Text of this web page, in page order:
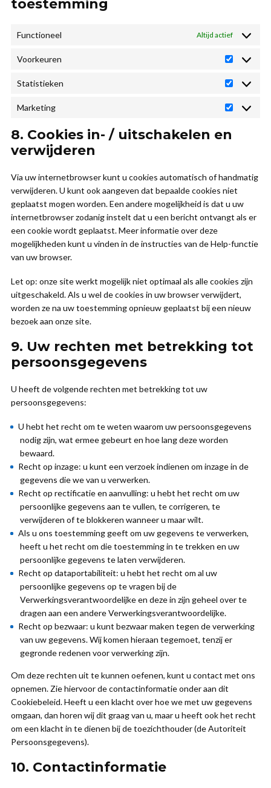
toestemming
Functioneel Altijd actief
Voorkeuren
Statistieken
Marketing
Marketing
8. Cookies in- / uitschakelen en
verwijderen
Via uw internetbrowser kunt u cookies automatisch of handmatig
verwijderen. U kunt ook aangeven dat bepaalde cookies niet
geplaatst mogen worden. Een andere mogelijkheid is dat u uw
internetbrowser zodanig instelt dat u een bericht ontvangt als er
een cookie wordt geplaatst. Meer informatie over deze
mogelijkheden kunt u vinden in de instructies van de Help-functie
van uw browser.
Let op: onze site werkt mogelijk niet optimaal als alle cookies zijn
uitgeschakeld. Als u wel de cookies in uw browser verwijdert,
worden ze na uw toestemming opnieuw geplaatst bij een nieuw
bezoek aan onze site.
9. Uw rechten met betrekking tot
persoonsgegevens
U heeft de volgende rechten met betrekking tot uw
persoonsgegevens:
U hebt het recht om te weten waarom uw persoonsgegevens
nodig zijn, wat ermee gebeurt en hoe lang deze worden
bewaard.
Recht op inzage: u kunt een verzoek indienen om inzage in de
gegevens die we van u verwerken.
Recht op rectificatie en aanvulling: u hebt het recht om uw
persoonlijke gegevens aan te vullen, te corrigeren, te
verwijderen of te blokkeren wanneer u maar wilt.
Als u ons toestemming geeft om uw gegevens te verwerken,
heeft u het recht om die toestemming in te trekken en uw
persoonlijke gegevens te laten verwijderen.
Recht op dataportabiliteit: u hebt het recht om al uw
persoonlijke gegevens op te vragen bij de
Verwerkingsverantwoordelijke en deze in zijn geheel over te
dragen aan een andere Verwerkingsverantwoordelijke.
Recht op bezwaar: u kunt bezwaar maken tegen de verwerking
van uw gegevens. Wij komen hieraan tegemoet, tenzij er
gegronde redenen voor verwerking zijn.
Om deze rechten uit te kunnen oefenen, kunt u contact met ons
opnemen. Zie hiervoor de contactinformatie onder aan dit
Cookiebeleid. Heeft u een klacht over hoe we met uw gegevens
omgaan, dan horen wij dit graag van u, maar u heeft ook het recht
om een klacht in te dienen bij de toezichthouder (de Autoriteit
Persoonsgegevens).
10. Contactinformatie